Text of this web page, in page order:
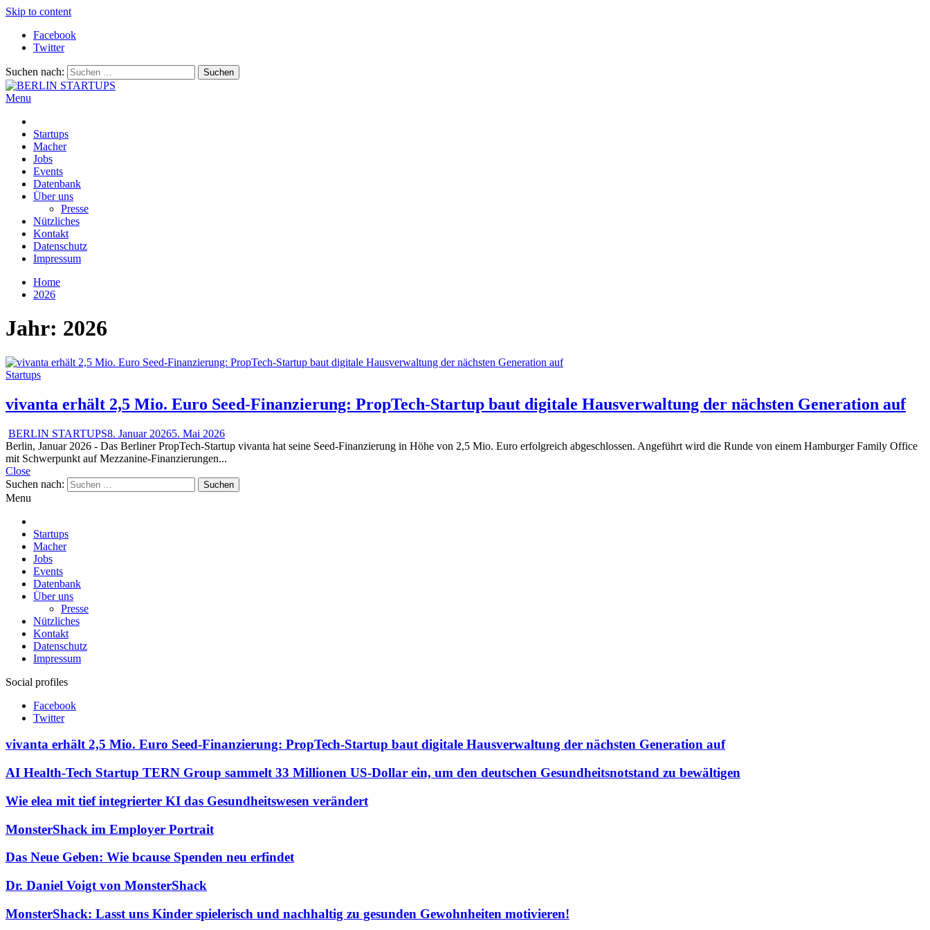
Skip to content
Facebook
Twitter
Suchen nach:
Menu
Startups
Macher
Jobs
Events
Datenbank
Über uns
Presse
Nützliches
Kontakt
Datenschutz
Impressum
Home
2026
Jahr: 2026
Startups
vivanta erhält 2,5 Mio. Euro Seed-Finanzierung: PropTech-Startup baut digitale Hausverwaltung der nächsten Generation auf
BERLIN STARTUPS8. Januar 20265. Mai 2026
Berlin, Januar 2026 - Das Berliner PropTech-Startup vivanta hat seine Seed-Finanzierung in Höhe von 2,5 Mio. Euro erfolgreich abgeschlossen. Angeführt wird die Runde von einem Hamburger Family Office
mit Schwerpunkt auf Mezzanine-Finanzierungen...
Close
Suchen nach:
Menu
Startups
Macher
Jobs
Events
Datenbank
Über uns
Presse
Nützliches
Kontakt
Datenschutz
Impressum
Social profiles
Facebook
Twitter
vivanta erhält 2,5 Mio. Euro Seed-Finanzierung: PropTech-Startup baut digitale Hausverwaltung der nächsten Generation auf
AI Health-Tech Startup TERN Group sammelt 33 Millionen US-Dollar ein, um den deutschen Gesundheitsnotstand zu bewältigen
Wie elea mit tief integrierter KI das Gesundheitswesen verändert
MonsterShack im Employer Portrait
Das Neue Geben: Wie bcause Spenden neu erfindet
Dr. Daniel Voigt von MonsterShack
MonsterShack: Lasst uns Kinder spielerisch und nachhaltig zu gesunden Gewohnheiten motivieren!